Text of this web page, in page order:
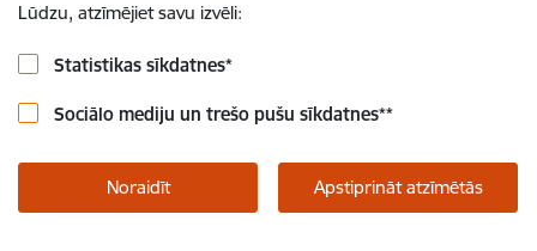
Lūdzu, atzīmējiet savu izvēli:
Statistikas sīkdatnes*
Sociālo mediju un trešo pušu sīkdatnes**
Noraidīt Apstiprināt atzīmētās